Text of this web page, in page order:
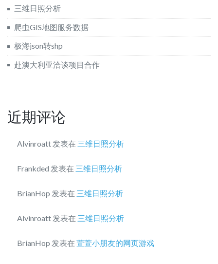
三维日照分析
爬虫GIS地图服务数据
极海json转shp
赴澳大利亚洽谈项目合作
近期评论
Alvinroatt 发表在 三维日照分析
Frankded 发表在 三维日照分析
BrianHop 发表在 三维日照分析
Alvinroatt 发表在 三维日照分析
BrianHop 发表在 萱萱小朋友的网页游戏